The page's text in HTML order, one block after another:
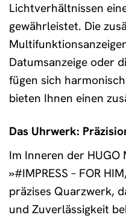
Lichtverhältnissen
gewährleistet. Die
Datumsanzeige oder
fügen sich
bieten Ihnen einen
Das Uhrwerk:
Im Inneren der
»#IMPRESS – FOR
präzises Quarzwerk,
und Zuverlässigkeit